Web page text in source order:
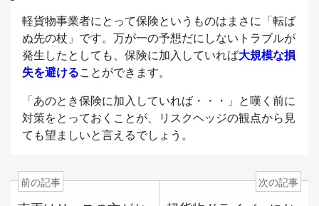
軽貨物事業者にとって保険というものはまさに「転ば
ぬ先の杖」です。万が一の予想だにしないトラブルが
発生したとしても、保険に加入していれば大規模な損
失を避けることができます。
「あのとき保険に加入していれば・・・」と嘆く前に
対策をとっておくことが、リスクヘッジの観点から見
ても望ましいと言えるでしょう。
前の記事 次の記事